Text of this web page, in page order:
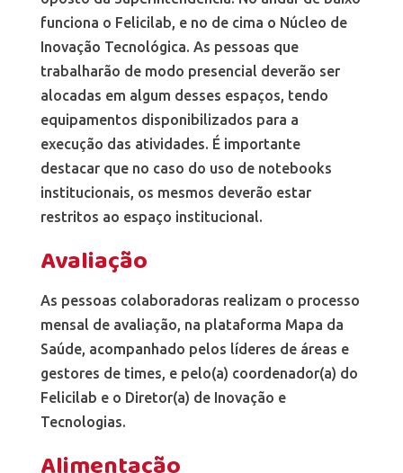
funciona o Felicilab, e no de cima o Núcleo de
Inovação Tecnológica. As pessoas que
trabalharão de modo presencial deverão ser
alocadas em algum desses espaços, tendo
equipamentos disponibilizados para a
execução das atividades. É importante
destacar que no caso do uso de notebooks
institucionais, os mesmos deverão estar
restritos ao espaço institucional.
Avaliação
As pessoas colaboradoras realizam o processo
mensal de avaliação, na plataforma Mapa da
Saúde, acompanhado pelos líderes de áreas e
gestores de times, e pelo(a) coordenador(a) do
Felicilab e o Diretor(a) de Inovação e
Tecnologias.